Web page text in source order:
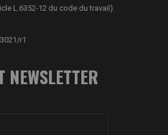
L.6352-12 du code du travail).
r1
NEWSLETTER